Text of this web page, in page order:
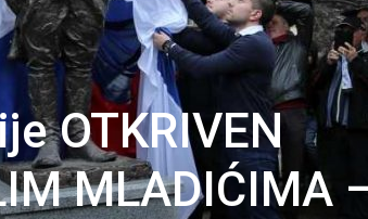
OTKRIVEN
MLADIĆIMA